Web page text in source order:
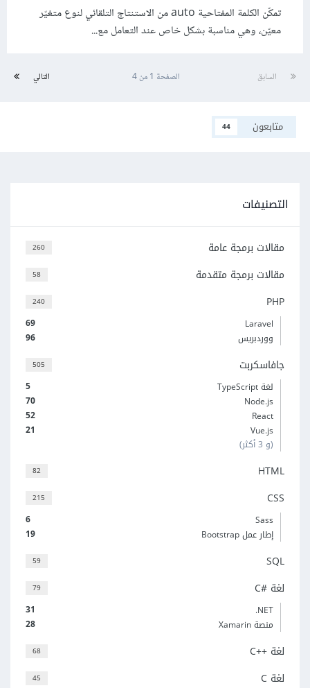
تمكّن الكلمة المفتاحية ‎auto‎ من الاستنتاج التلقائي لنوع متغيّر
معيّن، وهي مناسبة بشكل خاص عند التعامل مع...
السابق التالي الصفحة 1 من 4
متابعون 44
التصنيفات
260 مقالات برمجة عامة
58 مقالات برمجة متقدمة
240 PHP
69
Laravel
96
ووردبريس
505 جافاسكربت
5
لغة TypeScript
70
Node.js
52
React
21
Vue.js
(و 3 أكثر)
82 HTML
215 CSS
6
Sass
19
إطار عمل Bootstrap
59 SQL
79 لغة C#‎
31
‎.NET
28
منصة Xamarin
68 لغة C++‎
45 لغة C